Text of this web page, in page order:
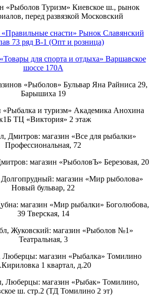
«Рыболов Туризм» Киевское ш., рынок
перед развязкой Московский
«Правильные снасти» Рынок Славянский
73 ряд B-1 (Опт и розница)
для спорта и отдыха» Варшавское
шоссе 170А
«Рыболов» Бульвар Яна Райниса 29,
Барышиха 19
и туризм» Академика Анохина
ТЦ «Виктория» 2 этаж
Дмитров: магазин «Все для рыбалки»
Профессиональная, 72
магазин «РыболовЪ» Березовая, 20
Долгопрудный: магазин «Мир рыболова»
Новый бульвар, 22
магазин «Мир рыбалки» Боголюбова,
39 Тверская, 14
Жуковский: магазин «Рыболов №1»
Театральная, 3
Люберцы: магазин «Рыбалка» Томилино
1 квартал, д.20
Люберцы: магазин «Рыбак» Томилино,
ш. стр.2 (ТД Томилино 2 эт)